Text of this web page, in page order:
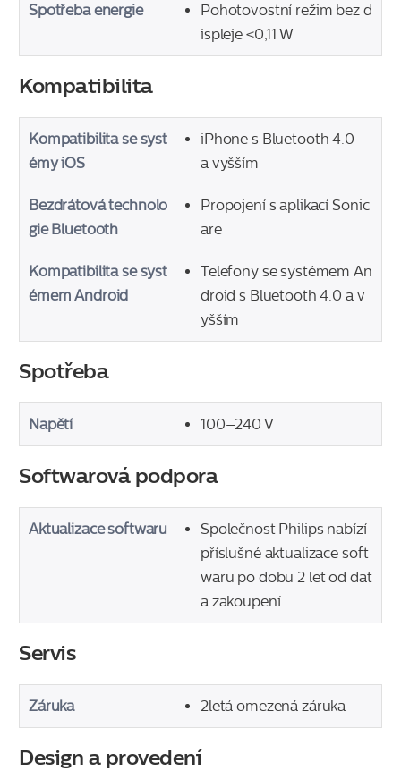
Spotřeba energie
Pohotovostní režim bez d
ispleje <0,11 W
Kompatibilita
Kompatibilita se syst
émy iOS
iPhone s Bluetooth 4.0
a vyšším
Bezdrátová technolo
gie Bluetooth
Propojení s aplikací Sonic
are
Kompatibilita se syst
émem Android
Telefony se systémem An
droid s Bluetooth 4.0 a v
yšším
Spotřeba
Napětí 100–240 V
Softwarová podpora
Aktualizace softwaru
Společnost Philips nabízí
příslušné aktualizace soft
waru po dobu 2 let od dat
a zakoupení.
Servis
Záruka 2letá omezená záruka
Design a provedení